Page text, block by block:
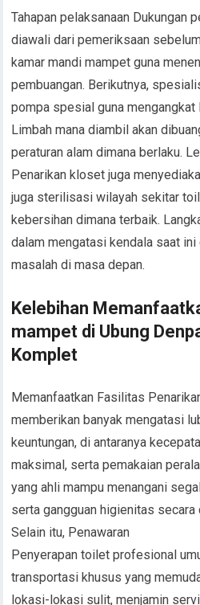
Tahapan pelaksanaan Dukungan
diawali dari pemeriksaan
kamar mandi mampet guna
pembuangan. Berikutnya,
pompa spesial guna mengangkat
Limbah mana diambil akan
peraturan alam dimana berlaku.
Penarikan kloset juga
juga sterilisasi wilayah sekitar
kebersihan dimana terbaik.
dalam mengatasi kendala saat ini
masalah di masa depan.
Kelebihan
mampet di Ubung
Komplet
Memanfaatkan Fasilitas
memberikan banyak mengatasi
keuntungan, di antaranya
maksimal, serta pemakaian
yang ahli mampu menangani
serta gangguan higienitas
Selain itu, Penawaran
Penyerapan toilet profesional
transportasi khusus yang
lokasi-lokasi sulit, menjamin